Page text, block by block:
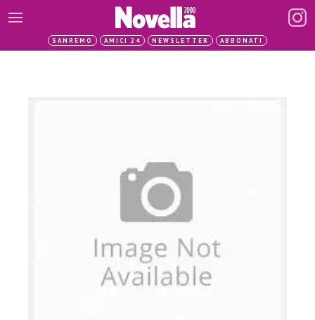
SANREMO AMICI 24 NEWSLETTER ABBONATI